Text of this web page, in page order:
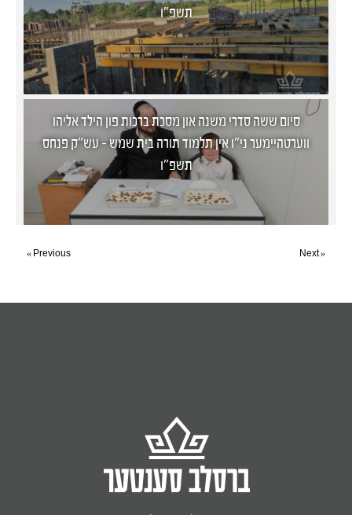
תשפ"ו
סיום ששה סדרי משנה און מסכת ברכות פון הילד אליהו
ווערטהיימער ני"ו אין תלמוד תורה בית שמש - עש"ק פנחס
תשפ"ו
« Previous Next »